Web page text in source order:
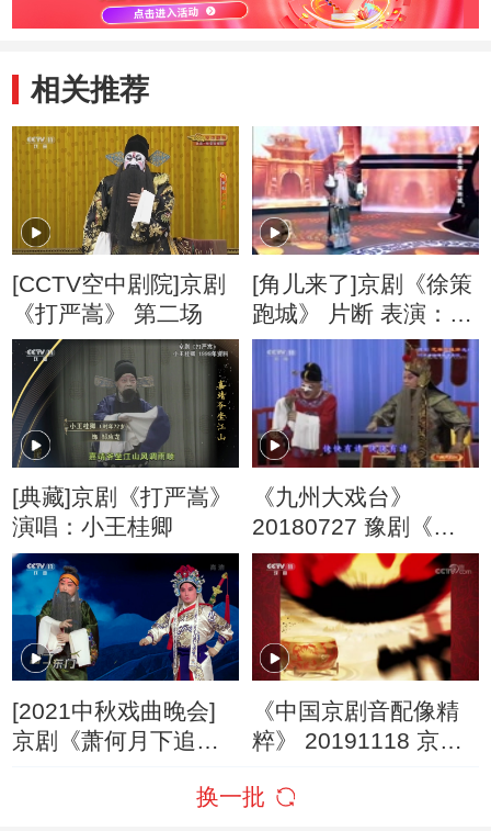
相关推荐
[CCTV空中剧院]京剧
《打严嵩》 第二场
[角儿来了]京剧《徐策
跑城》 片断 表演：鲁
肃
[典藏]京剧《打严嵩》
演唱：小王桂卿
《九州大戏台》
20180727 豫剧《芝
麻官挂帅》（选场）
[2021中秋戏曲晚会]
京剧《萧何月下追韩
《中国京剧音配像精
粹》 20191118 京剧
换一批